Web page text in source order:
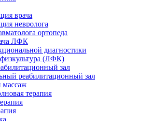
врача
невролога
ортопеда
ЛФК
диагностики
(ЛФК)
зал
реабилитационный зал
массаж
терапия